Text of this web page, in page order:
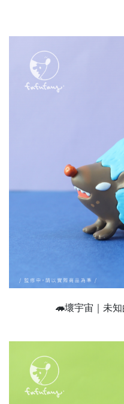
🦔壞宇宙｜未